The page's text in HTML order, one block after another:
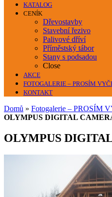
KATALOG
CENÍK
Dřevostavby
Stavební řezivo
Palivové dříví
Příměstský tábor
Stany s podsadou
Close
AKCE
FOTOGALERIE – PROSÍM
KONTAKT
Domů » Fotogalerie – PROSÍM
OLYMPUS DIGITAL
OLYMPUS